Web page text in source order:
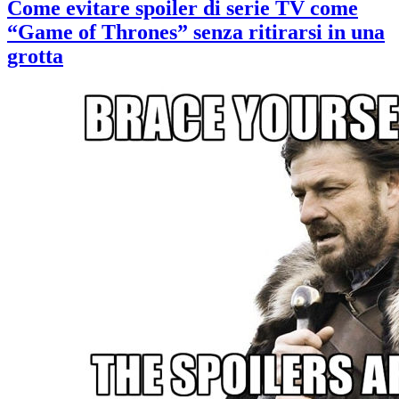
Come evitare spoiler di serie TV come
“Game of Thrones” senza ritirarsi in una
grotta